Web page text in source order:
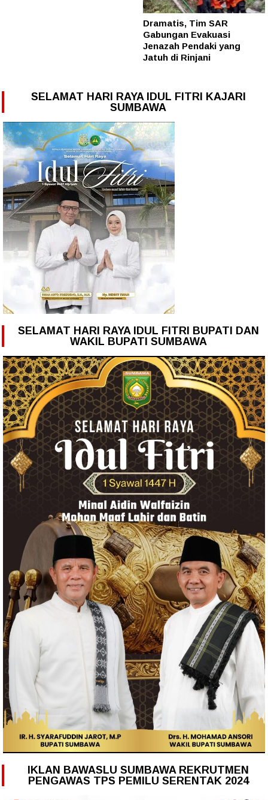
Dramatis, Tim SAR
Gabungan Evakuasi
Jenazah Pendaki yang
Jatuh di Rinjani
SELAMAT HARI RAYA IDUL FITRI KAJARI
SUMBAWA
SELAMAT HARI RAYA IDUL FITRI BUPATI DAN
WAKIL BUPATI SUMBAWA
IKLAN BAWASLU SUMBAWA REKRUTMEN
PENGAWAS TPS PEMILU SERENTAK 2024